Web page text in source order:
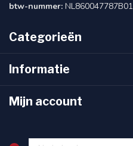
btw-nummer: NL860047787B01
Categorieën
Informatie
Mijn account